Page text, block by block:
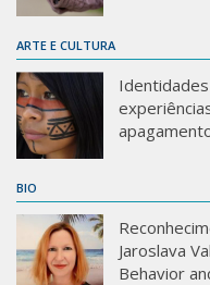
ARTE E CULTURA
BIO
Jaroslava
Behavior